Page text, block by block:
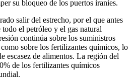
su bloqueo de los puertos iraníes.
salir del estrecho, por el que antes
todo el petróleo y el gas natural
continúa sobre los suministros
sobre los fertilizantes químicos, lo
escasez de alimentos. La región del
de los fertilizantes químicos